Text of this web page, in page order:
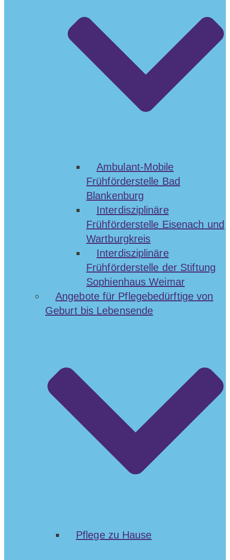
Ambulant-Mobile
Frühförderstelle Bad
Blankenburg
Interdisziplinäre
Frühförderstelle Eisenach und
Wartburgkreis
Interdisziplinäre
Frühförderstelle der Stiftung
Sophienhaus Weimar
Angebote für Pflegebedürftige von
Geburt bis Lebensende
Pflege zu Hause